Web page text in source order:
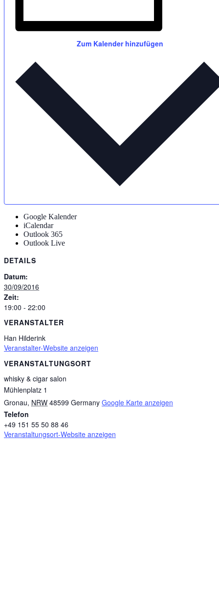
Zum Kalender hinzufügen
Google Kalender
iCalendar
Outlook 365
Outlook Live
DETAILS
Datum:
30/09/2016
Zeit:
19:00 - 22:00
VERANSTALTER
Han Hilderink
Veranstalter-Website anzeigen
VERANSTALTUNGSORT
whisky & cigar salon
Mühlenplatz 1
Gronau, NRW 48599 Germany Google Karte anzeigen
Telefon
+49 151 55 50 88 46
Veranstaltungsort-Website anzeigen